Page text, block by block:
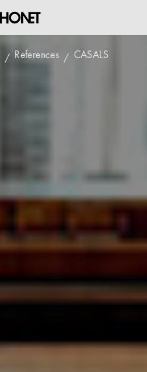
References
CASALS